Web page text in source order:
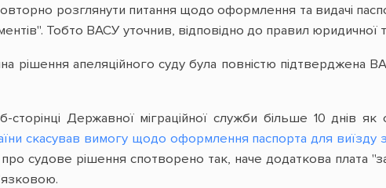
розглянути питання щодо оформлення та видачі
Тобто ВАСУ уточнив, відповідно до правил юридичної
рішення апеляційного суду була повністю підтверджена
сторінці Державної міграційної служби більше 10 днів
скасував вимогу щодо оформлення паспорта для
про судове рішення спотворено так, наче додаткова плата